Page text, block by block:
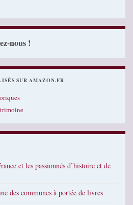
nous !
SUR AMAZON.FR
et les passionnés d’histoire et de
des communes à portée de livres